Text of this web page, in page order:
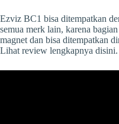
Ezviz BC1 bisa ditempatkan
semua merk lain, karena
magnet dan bisa ditempatkan
Lihat review lengkapnya disini.